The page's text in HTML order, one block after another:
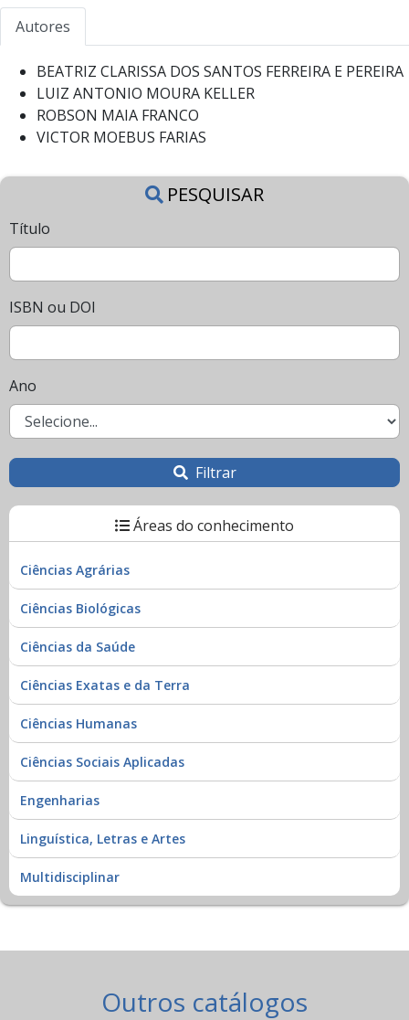
Autores
BEATRIZ CLARISSA DOS SANTOS FERREIRA E PEREIRA
LUIZ ANTONIO MOURA KELLER
ROBSON MAIA FRANCO
VICTOR MOEBUS FARIAS
PESQUISAR
Título
ISBN ou DOI
Ano
Filtrar
Áreas do conhecimento
Ciências Agrárias
Ciências Biológicas
Ciências da Saúde
Ciências Exatas e da Terra
Ciências Humanas
Ciências Sociais Aplicadas
Engenharias
Linguística, Letras e Artes
Multidisciplinar
Outros catálogos